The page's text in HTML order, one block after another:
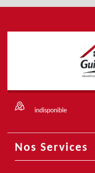
indisponible
Nos Services